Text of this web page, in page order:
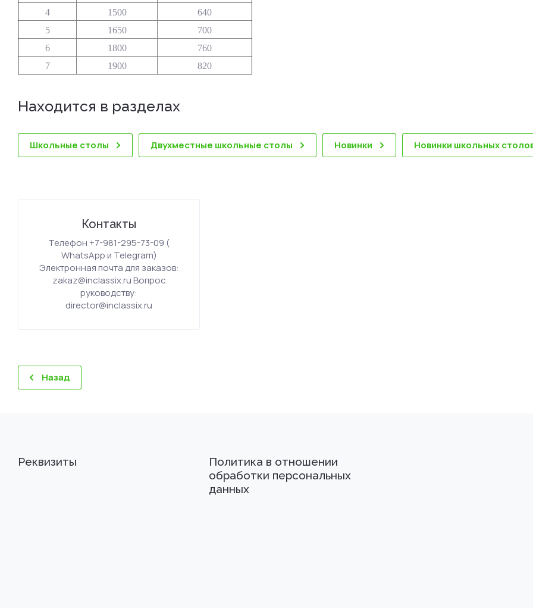
4
1500
640
5
1650
700
6
1800
760
7
1900 820
Находится в разделах
Школьные столы Двухместные школьные столы Новинки Новинки школьных
Контакты
Телефон +7-981-295-73-09 (
WhatsApp и Telegram)
Электронная почта для заказов:
zakaz@inclassix.ru Вопрос
руководству:
director@inclassix.ru
Назад
Реквизиты
Политика в отношении
обработки персональных
данных